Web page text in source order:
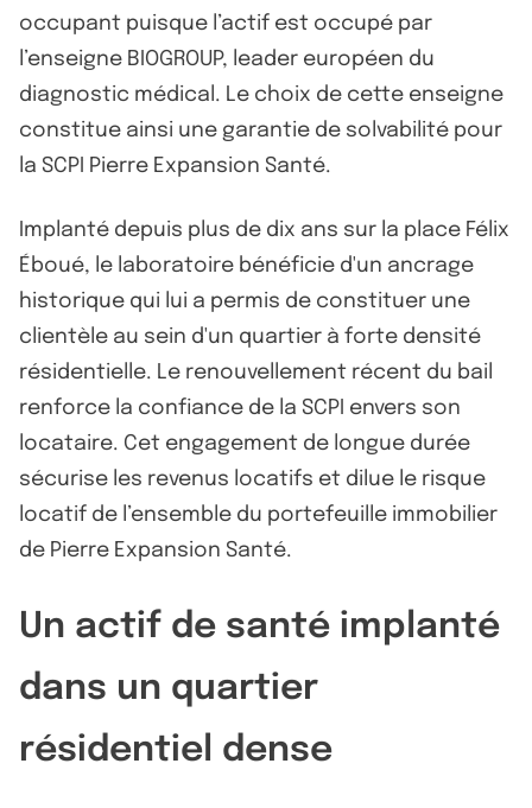
occupant puisque l’actif est occupé par
l’enseigne BIOGROUP, leader européen du
diagnostic médical. Le choix de cette enseigne
constitue ainsi une garantie de solvabilité pour
la SCPI Pierre Expansion Santé.
Implanté depuis plus de dix ans sur la place Félix
Éboué, le laboratoire bénéficie d'un ancrage
historique qui lui a permis de constituer une
clientèle au sein d'un quartier à forte densité
résidentielle. Le renouvellement récent du bail
renforce la confiance de la SCPI envers son
locataire. Cet engagement de longue durée
sécurise les revenus locatifs et dilue le risque
locatif de l’ensemble du portefeuille immobilier
de Pierre Expansion Santé.
Un actif de santé implanté
dans un quartier
résidentiel dense